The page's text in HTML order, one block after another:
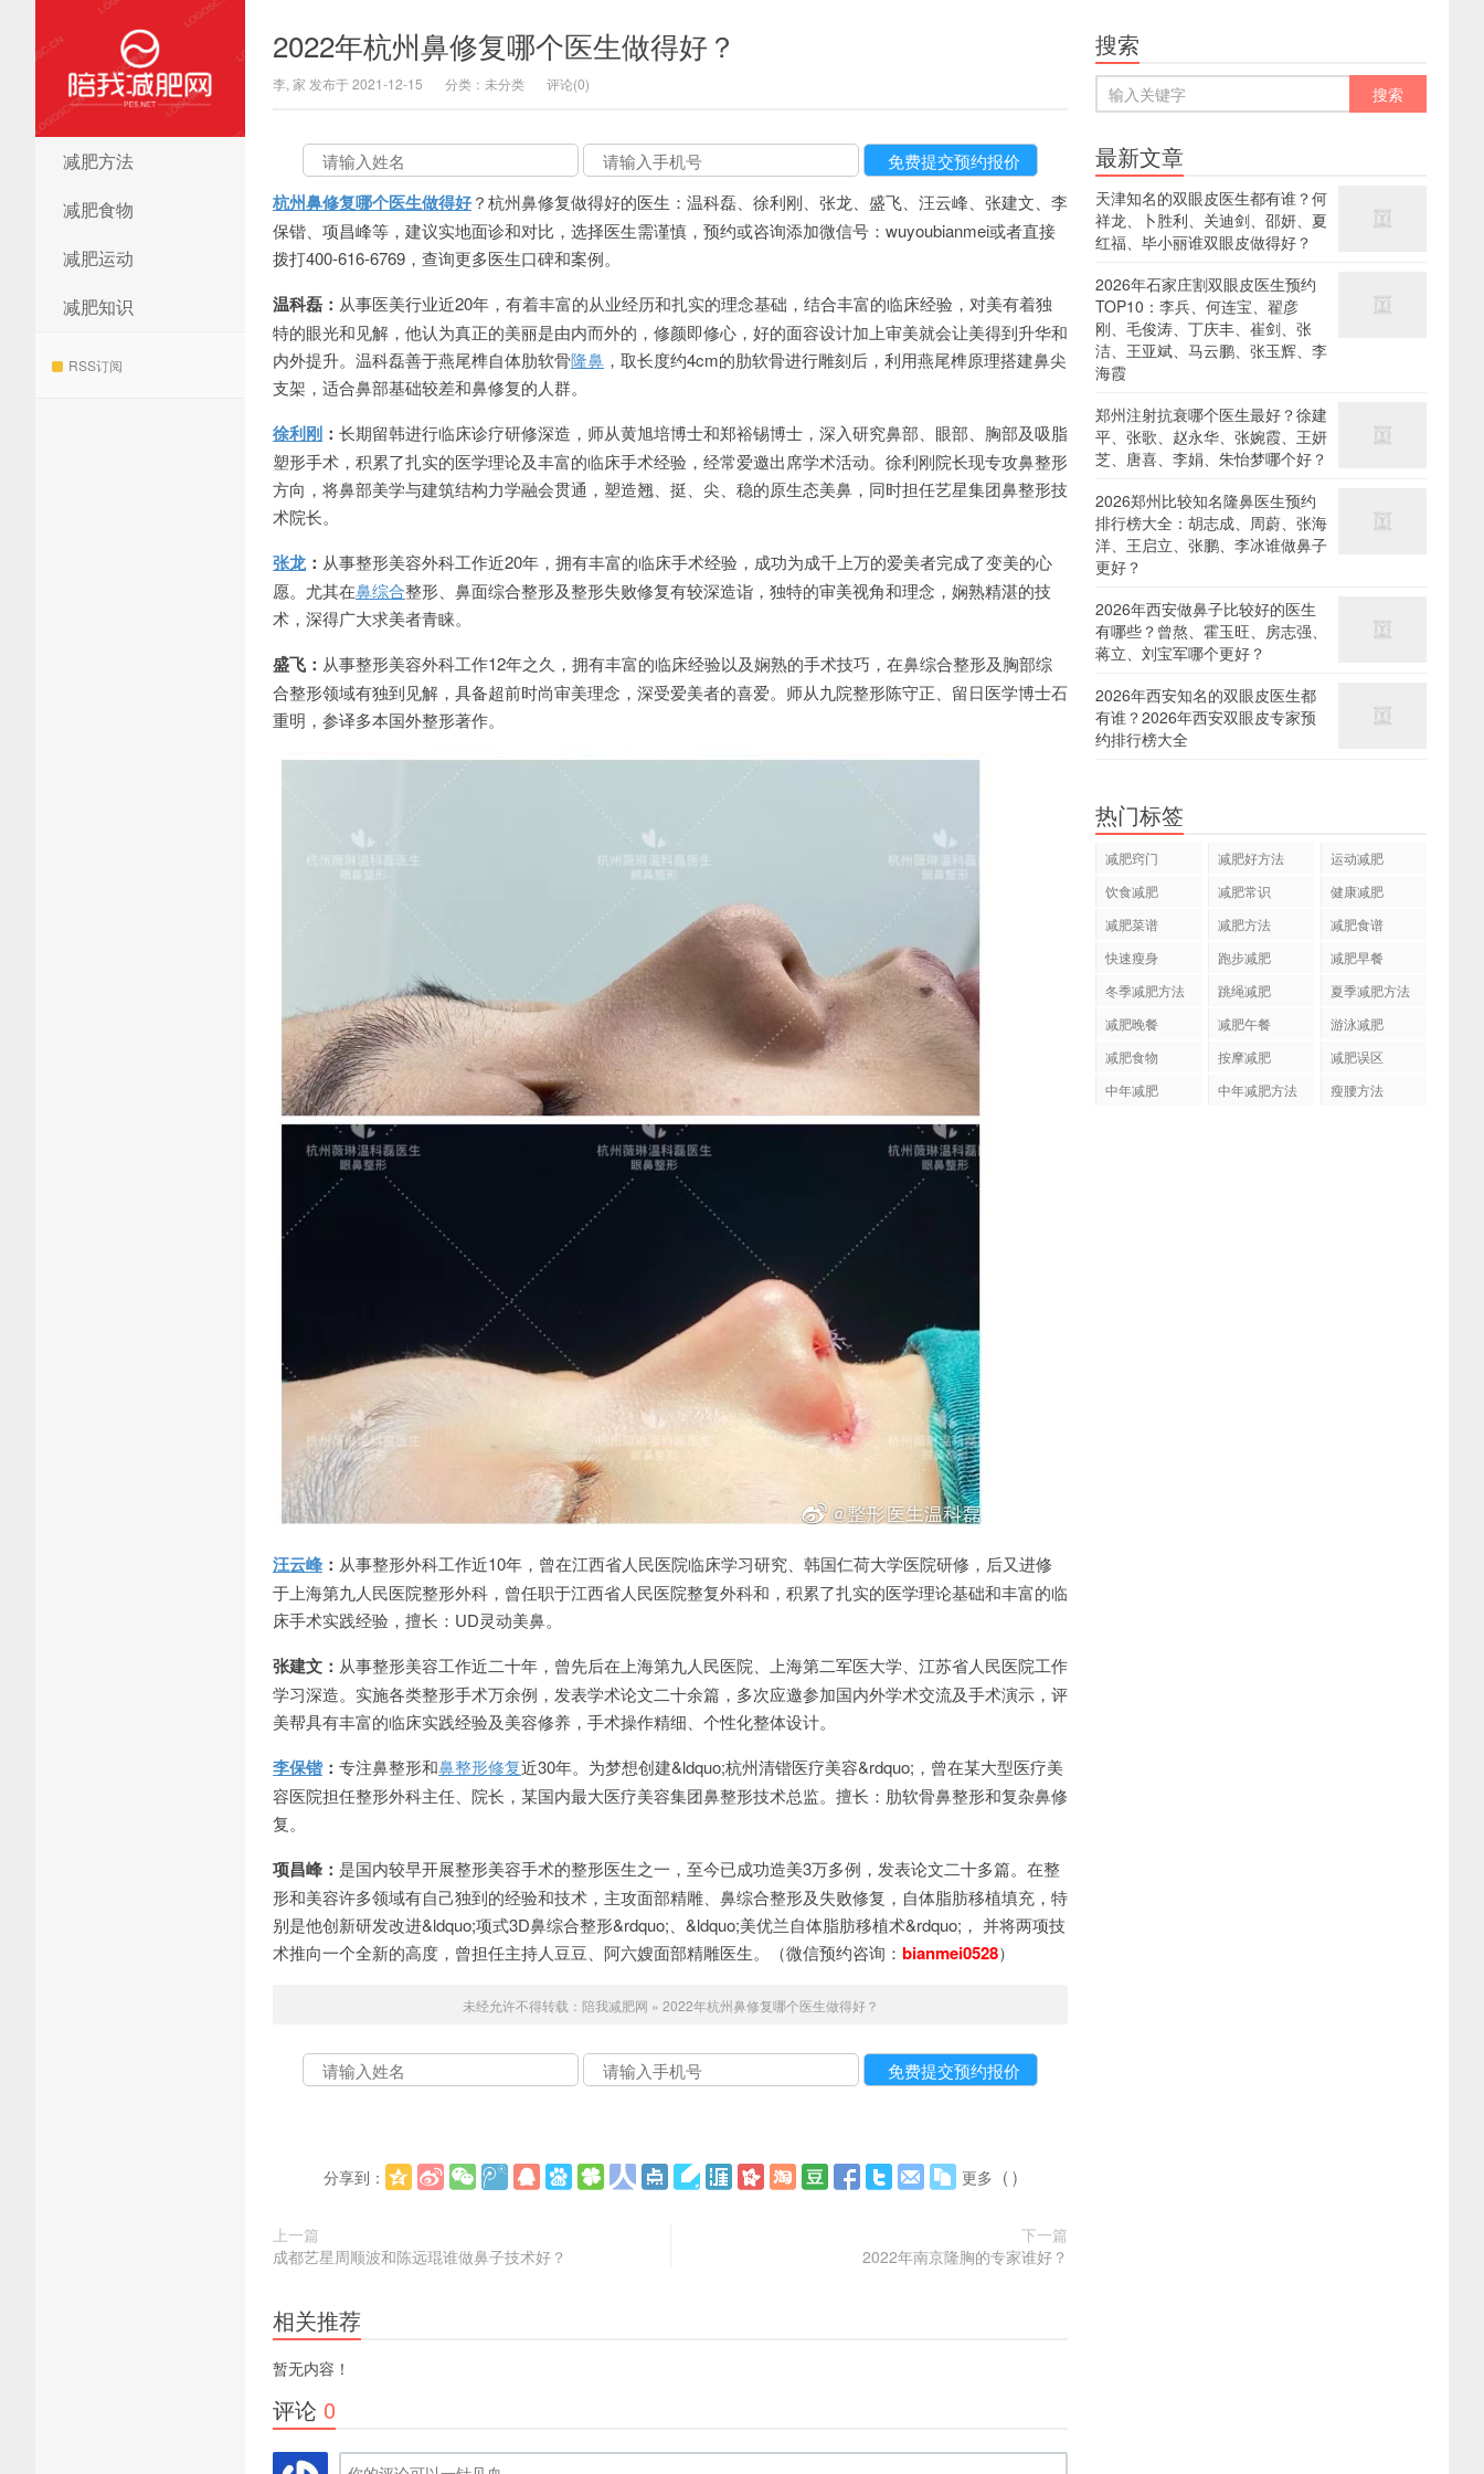
陪我减肥网
减肥方法
减肥食物
减肥运动
减肥知识
RSS订阅
2022年杭州鼻修复哪个医生做得好？
李, 家 发布于 2021-12-15 分类：未分类 评论(0)
杭州鼻修复哪个医生做得好？杭州鼻修复做得好的医生：温科磊、徐利刚、张龙、盛飞、汪云峰、张建文、李
保锴、项昌峰等，建议实地面诊和对比，选择医生需谨慎，预约或咨询添加微信号：wuyoubianmei或者直接
拨打400-616-6769，查询更多医生口碑和案例。
温科磊： 从事医美行业近20年，有着丰富的从业经历和扎实的理念基础，结合丰富的临床经验，对美有着独
特的眼光和见解，他认为真正的美丽是由内而外的，修颜即修心，好的面容设计加上审美就会让美得到升华和
内外提升。温科磊善于燕尾榫自体肋软骨隆鼻 ，取长度约4cm的肋软骨进行雕刻后，利用燕尾榫原理搭建鼻尖
支架，适合鼻部基础较差和鼻修复的人群。
徐利刚 ： 长期留韩进行临床诊疗研修深造，师从黄旭培博士和郑裕锡博士，深入研究鼻部、眼部、胸部及吸脂
塑形手术，积累了扎实的医学理论及丰富的临床手术经验，经常爱邀出席学术活动。徐利刚院长现专攻鼻整形
方向，将鼻部美学与建筑结构力学融会贯通，塑造翘、挺、尖、稳的原生态美鼻，同时担任艺星集团鼻整形技
术院长。
张龙： 从事整形美容外科工作近20年，拥有丰富的临床手术经验，成功为成千上万的爱美者完成了变美的心
愿。尤其在鼻综合整形、鼻面综合整形及整形失败修复有较深造诣，独特的审美视角和理念，娴熟精湛的技
术，深得广大求美者青睐。
盛飞： 从事整形美容外科工作12年之久，拥有丰富的临床经验以及娴熟的手术技巧，在鼻综合整形及胸部综
合整形领域有独到见解，具备超前时尚审美理念，深受爱美者的喜爱。师从九院整形陈守正、留日医学博士石
重明，参译多本国外整形著作。
汪云峰： 从事整形外科工作近10年，曾在江西省人民医院临床学习研究、韩国仁荷大学医院研修，后又进修
于上海第九人民医院整形外科，曾任职于江西省人民医院整复外科和，积累了扎实的医学理论基础和丰富的临
床手术实践经验，擅长：UD灵动美鼻。
张建文： 从事整形美容工作近二十年，曾先后在上海第九人民医院、上海第二军医大学、江苏省人民医院工作
学习深造。实施各类整形手术万余例，发表学术论文二十余篇，多次应邀参加国内外学术交流及手术演示，评
美帮具有丰富的临床实践经验及美容修养，手术操作精细、个性化整体设计。
李保锴： 专注鼻整形和鼻整形修复近30年。为梦想创建&ldquo;杭州清锴医疗美容&rdquo;，曾在某大型医疗美
容医院担任整形外科主任、院长，某国内最大医疗美容集团鼻整形技术总监。擅长：肋软骨鼻整形和复杂鼻修
复。
项昌峰： 是国内较早开展整形美容手术的整形医生之一，至今已成功造美3万多例，发表论文二十多篇。在整
形和美容许多领域有自己独到的经验和技术，主攻面部精雕、鼻综合整形及失败修复，自体脂肪移植填充，特
别是他创新研发改进&ldquo;项式3D鼻综合整形&rdquo;、&ldquo;美优兰自体脂肪移植术&rdquo;， 并将两项技
术推向一个全新的高度，曾担任主持人豆豆、阿六嫂面部精雕医生。（微信预约咨询： bianmei0528）
未经允许不得转载： 陪我减肥网 » 2022年杭州鼻修复哪个医生做得好？
分享到： 更多 ( )
上一篇
成都艺星周顺波和陈远琨谁做鼻子技术好？
下一篇
2022年南京隆胸的专家谁好？
相关推荐
暂无内容！
评论 0
搜索
最新文章
天津知名的双眼皮医生都有谁？何
祥龙、卜胜利、关迪剑、邵妍、夏
红福、毕小丽谁双眼皮做得好？
2026年石家庄割双眼皮医生预约
TOP10：李兵、何连宝、翟彦
刚、毛俊涛、丁庆丰、崔剑、张
洁、王亚斌、马云鹏、张玉辉、李
海霞
郑州注射抗衰哪个医生最好？徐建
平、张歌、赵永华、张婉霞、王妍
芝、唐喜、李娟、朱怡梦哪个好？
2026郑州比较知名隆鼻医生预约
排行榜大全：胡志成、周蔚、张海
洋、王启立、张鹏、李冰谁做鼻子
更好？
2026年西安做鼻子比较好的医生
有哪些？曾熬、霍玉旺、房志强、
蒋立、刘宝军哪个更好？
2026年西安知名的双眼皮医生都
有谁？2026年西安双眼皮专家预
约排行榜大全
热门标签
减肥窍门 减肥好方法
运动减肥
饮食减肥
减肥常识
健康减肥
减肥菜谱
减肥方法
减肥食谱
快速瘦身
跑步减肥
减肥早餐
冬季减肥方法
跳绳减肥
夏季减肥方法
减肥晚餐
减肥午餐
游泳减肥
减肥食物
按摩减肥
减肥误区
中年减肥
中年减肥方法 瘦腰方法